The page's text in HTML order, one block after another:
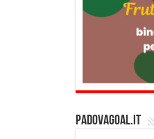
padovagoal.it